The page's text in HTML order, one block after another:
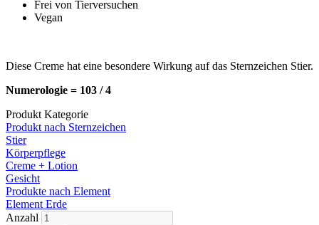
Frei von Tierversuchen
Vegan
Diese Creme hat eine besondere Wirkung auf das Sternzeichen Stier.
Numerologie = 103 / 4
Produkt Kategorie
Produkt nach Sternzeichen
Stier
Körperpflege
Creme + Lotion
Gesicht
Produkte nach Element
Element Erde
Anzahl